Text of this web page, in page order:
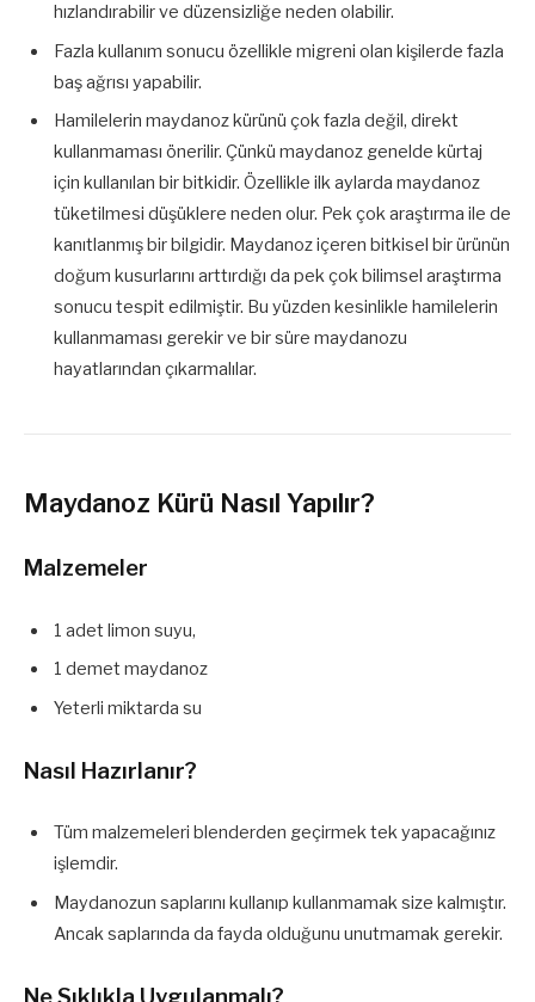
hızlandırabilir ve düzensizliğe neden olabilir.
Fazla kullanım sonucu özellikle migreni olan kişilerde fazla
baş ağrısı yapabilir.
Hamilelerin maydanoz kürünü çok fazla değil, direkt
kullanmaması önerilir. Çünkü maydanoz genelde kürtaj
için kullanılan bir bitkidir. Özellikle ilk aylarda maydanoz
tüketilmesi düşüklere neden olur. Pek çok araştırma ile de
kanıtlanmış bir bilgidir. Maydanoz içeren bitkisel bir ürünün
doğum kusurlarını arttırdığı da pek çok bilimsel araştırma
sonucu tespit edilmiştir. Bu yüzden kesinlikle hamilelerin
kullanmaması gerekir ve bir süre maydanozu
hayatlarından çıkarmalılar.
Maydanoz Kürü Nasıl Yapılır?
Malzemeler
1 adet limon suyu,
1 demet maydanoz
Yeterli miktarda su
Nasıl Hazırlanır?
Tüm malzemeleri blenderden geçirmek tek yapacağınız
işlemdir.
Maydanozun saplarını kullanıp kullanmamak size kalmıştır.
Ancak saplarında da fayda olduğunu unutmamak gerekir.
Ne Sıklıkla Uygulanmalı?